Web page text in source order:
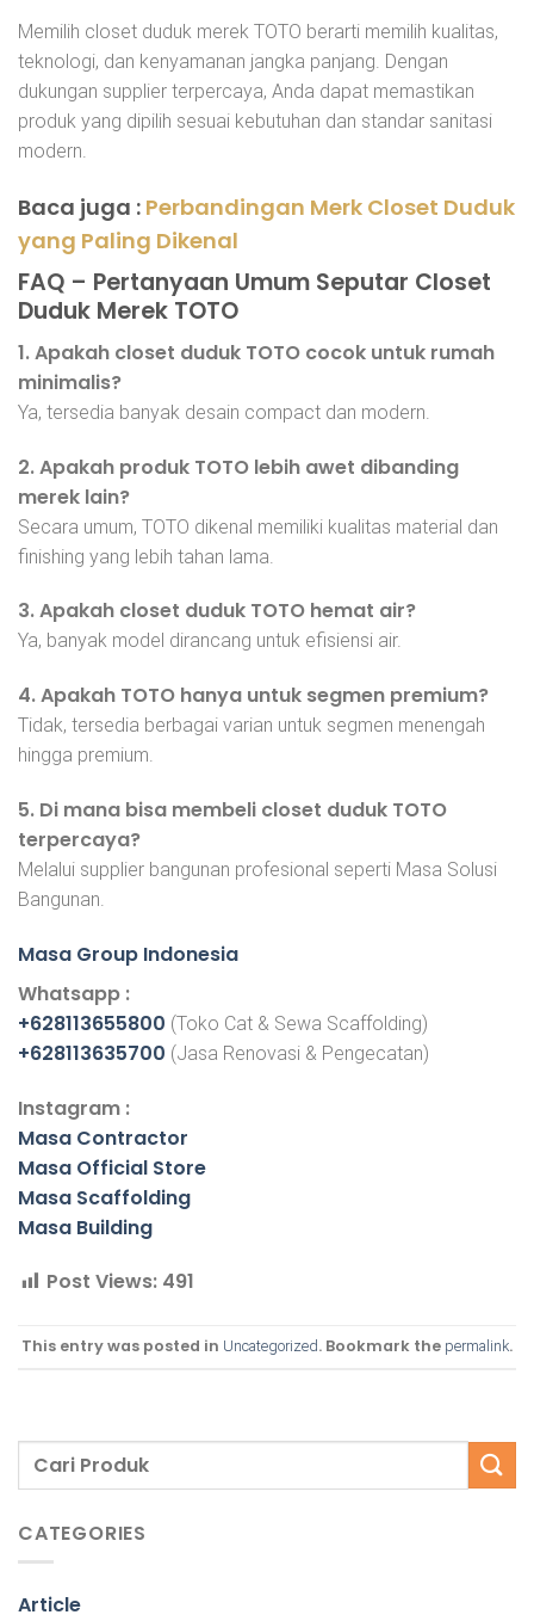
Memilih closet duduk merek TOTO berarti memilih kualitas,
teknologi, dan kenyamanan jangka panjang. Dengan
dukungan supplier terpercaya, Anda dapat memastikan
produk yang dipilih sesuai kebutuhan dan standar sanitasi
modern.
Baca juga : Perbandingan Merk Closet Duduk
yang Paling Dikenal
FAQ – Pertanyaan Umum Seputar Closet
Duduk Merek TOTO
1. Apakah closet duduk TOTO cocok untuk rumah
minimalis?
Ya, tersedia banyak desain compact dan modern.
2. Apakah produk TOTO lebih awet dibanding
merek lain?
Secara umum, TOTO dikenal memiliki kualitas material dan
finishing yang lebih tahan lama.
3. Apakah closet duduk TOTO hemat air?
Ya, banyak model dirancang untuk efisiensi air.
4. Apakah TOTO hanya untuk segmen premium?
Tidak, tersedia berbagai varian untuk segmen menengah
hingga premium.
5. Di mana bisa membeli closet duduk TOTO
terpercaya?
Melalui supplier bangunan profesional seperti Masa Solusi
Bangunan.
Masa Group Indonesia
Whatsapp :
+628113655800 (Toko Cat & Sewa Scaffolding)
+628113635700 (Jasa Renovasi & Pengecatan)
Instagram :
Masa Contractor
Masa Official Store
Masa Scaffolding
Masa Building
Post Views: 491
This entry was posted in Uncategorized. Bookmark the permalink.
CATEGORIES
Article